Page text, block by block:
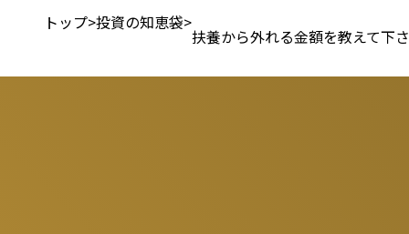
トップ>投資の知恵袋>
扶養から外れる金額を教えて下